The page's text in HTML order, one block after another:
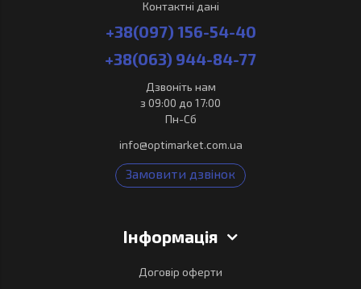
Контактні дані
+38(097) 156-54-40
+38(063) 944-84-77
Дзвоніть нам
з 09:00 до 17:00
Пн-Сб
info@optimarket.com.ua
Замовити дзвінок
Інформація
Договір оферти